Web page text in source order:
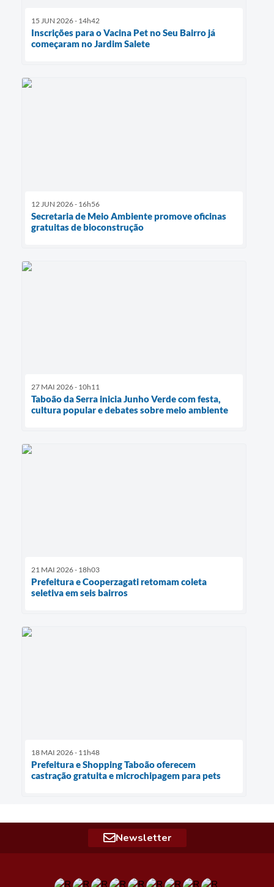
15 JUN 2026 - 14h42
Inscrições para o Vacina Pet no Seu Bairro já
começaram no Jardim Salete
12 JUN 2026 - 16h56
Secretaria de Meio Ambiente promove oficinas
gratuitas de bioconstrução
27 MAI 2026 - 10h11
Taboão da Serra inicia Junho Verde com festa,
cultura popular e debates sobre meio ambiente
21 MAI 2026 - 18h03
Prefeitura e Cooperzagati retomam coleta
seletiva em seis bairros
18 MAI 2026 - 11h48
Prefeitura e Shopping Taboão oferecem
castração gratuita e microchipagem para pets
Newsletter